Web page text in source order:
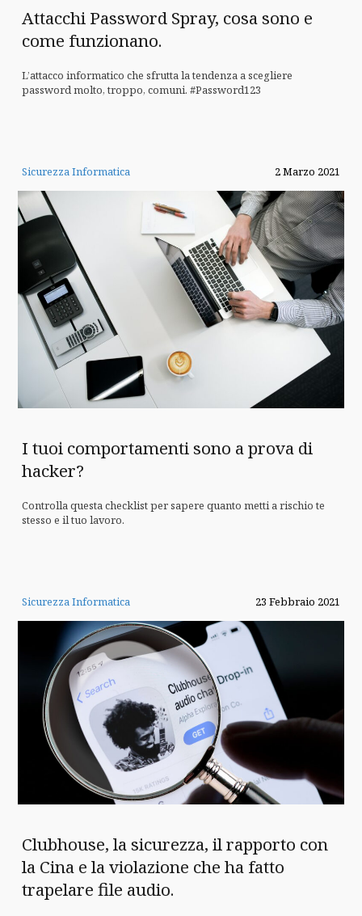
Attacchi Password Spray, cosa sono e
come funzionano.
L’attacco informatico che sfrutta la tendenza a scegliere
password molto, troppo, comuni. #Password123
Sicurezza Informatica 2 Marzo 2021
I tuoi comportamenti sono a prova di
hacker?
Controlla questa checklist per sapere quanto metti a rischio te
stesso e il tuo lavoro.
Sicurezza Informatica 23 Febbraio 2021
Clubhouse, la sicurezza, il rapporto con
la Cina e la violazione che ha fatto
trapelare file audio.